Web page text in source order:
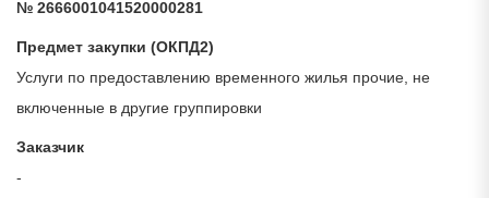
№ 2666001041520000281
Предмет закупки (ОКПД2)
Услуги по предоставлению временного жилья прочие, не
включенные в другие группировки
Заказчик
-